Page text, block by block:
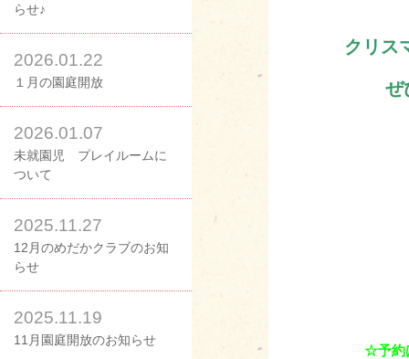
らせ♪
2026.01.22
１月の園庭開放
2026.01.07
未就園児 プレイルームに
ついて
2025.11.27
12月のめだかクラブのお知
らせ
2025.11.19
11月園庭開放のお知らせ
クリス
ぜひぜひ
☆予約